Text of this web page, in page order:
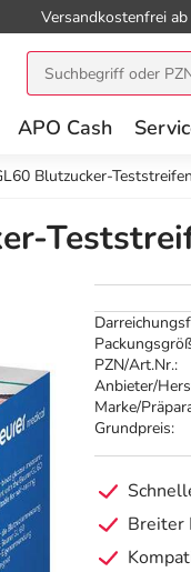
Versandkostenfrei
APO Cash
Blutzucker-Teststreifen
PZN/Art.Nr.:
Anbieter/
Marke/
Grundpreis:
Breiter